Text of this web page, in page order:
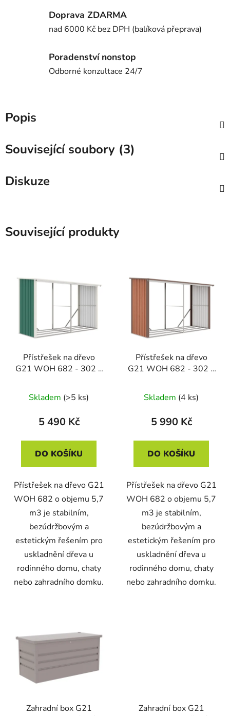
Doprava ZDARMA
nad 6000 Kč bez DPH (balíková přeprava)
Poradenství nonstop
Odborné konzultace 24/7
Popis
Související soubory (3)
Diskuze
Související produkty
Přístřešek na dřevo
G21 WOH 682 - 302 x
Skladem (>5 ks)
5 490 Kč
DO KOŠÍKU
Přístřešek na dřevo G21
WOH 682 o objemu 5,7
m3 je stabilním,
bezúdržbovým a
estetickým řešením pro
uskladnění dřeva u
rodinného domu, chaty
nebo zahradního domku.
Přístřešek na dřevo
G21 WOH 682 - 302 x
Skladem (4 ks)
5 990 Kč
DO KOŠÍKU
Přístřešek na dřevo G21
WOH 682 o objemu 5,7
m3 je stabilním,
bezúdržbovým a
estetickým řešením pro
uskladnění dřeva u
rodinného domu, chaty
nebo zahradního domku.
Zahradní box G21
Zahradní box G21